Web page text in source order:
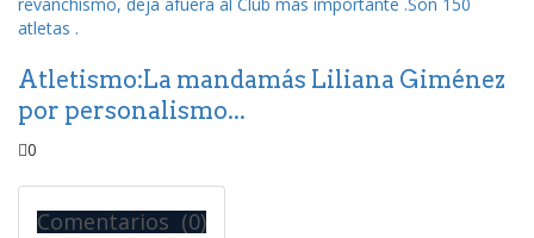
Atletismo:La mandamás Liliana Giménez
por personalismo...
0
Comentarios (0)